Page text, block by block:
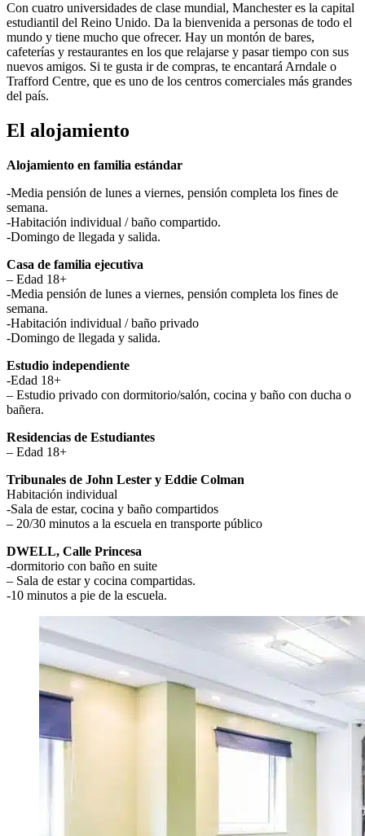
Con cuatro universidades de clase mundial, Manchester es la capital
estudiantil del Reino Unido. Da la bienvenida a personas de todo el
mundo y tiene mucho que ofrecer. Hay un montón de bares,
cafeterías y restaurantes en los que relajarse y pasar tiempo con sus
nuevos amigos. Si te gusta ir de compras, te encantará Arndale o
Trafford Centre, que es uno de los centros comerciales más grandes
del país.
El alojamiento
Alojamiento en familia estándar
-Media pensión de lunes a viernes, pensión completa los fines de
semana.
-Habitación individual / baño compartido.
-Domingo de llegada y salida.
Casa de familia ejecutiva
– Edad 18+
-Media pensión de lunes a viernes, pensión completa los fines de
semana.
-Habitación individual / baño privado
-Domingo de llegada y salida.
Estudio independiente
-Edad 18+
– Estudio privado con dormitorio/salón, cocina y baño con ducha o
bañera.
Residencias de Estudiantes
– Edad 18+
Tribunales de John Lester y Eddie Colman
Habitación individual
-Sala de estar, cocina y baño compartidos
– 20/30 minutos a la escuela en transporte público
DWELL, Calle Princesa
-dormitorio con baño en suite
– Sala de estar y cocina compartidas.
-10 minutos a pie de la escuela.